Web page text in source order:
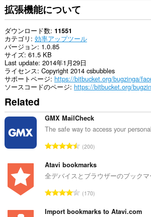
こ
の
拡
張
機
能
は
プ
ロ
キ
シ
設
定
に
ア
セ
可
で
す。
こ
拡張機能について
ダウンロード数 11551
カテゴリ 効率アップツール
バージョン 1.0.85
サイズ 61.5 KB
Last update 2014年1月29日
ライセンス Copyright 2014 csbubbles
サポートページ https://bitbucket.org/bugzinga/
ソースコードのページ https://bitbucket.org/
Related
GMX MailCheck
The safe way to access your
評
の
総
：
200
Atavi bookmarks
全デバイスとブラウザーのブック
評
の
170
Import bookmarks to Atavi.com